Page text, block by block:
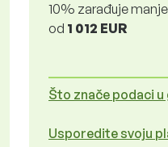
10% zarađuje manje
od 1 012 EUR
Što znače podaci
Usporedite svoju